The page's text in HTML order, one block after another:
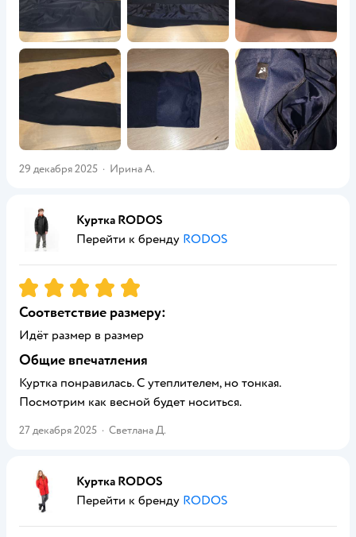
29 декабря 2025 · Ирина А.
Куртка RODOS
Перейти к бренду RODOS
Рейтинг:5
Соответствие размеру:
Идёт размер в размер
Общие впечатления
Куртка понравилась. С утеплителем, но тонкая.
Посмотрим как весной будет носиться.
27 декабря 2025 · Светлана Д.
Куртка RODOS
Перейти к бренду RODOS